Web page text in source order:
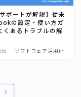
サポートが解説】従来
の設定・使い方ガ
くあるトラブルの解
ソフトウェア活用術